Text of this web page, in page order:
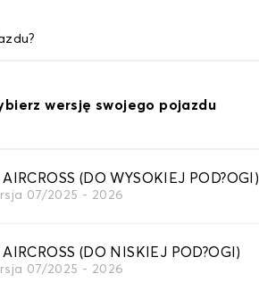
wersję swojego pojazdu
(DO WYSOKIEJ POD?OGI)
07/2025 - 2026
AIRCROSS (DO NISKIEJ POD?OGI)
07/2025 - 2026
do bagażnika